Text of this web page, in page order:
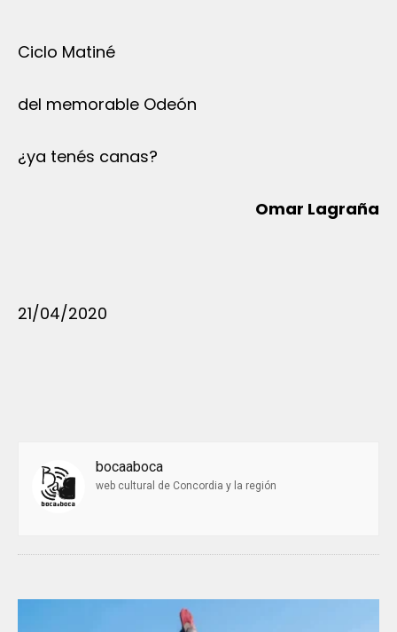
Ciclo Matiné
del memorable Odeón
¿ya tenés canas?
Omar Lagraña
21/04/2020
bocaaboca
web cultural de Concordia y la región